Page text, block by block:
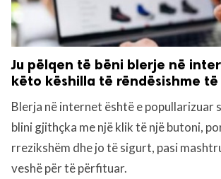
Ju pëlqen të bëni blerje në
këto këshilla të rëndësishme të
Blerja në internet është e popullarizuar
blini gjithçka me një klik të një butoni,
rrezikshëm dhe jo të sigurt, pasi
veshë për të përfituar.